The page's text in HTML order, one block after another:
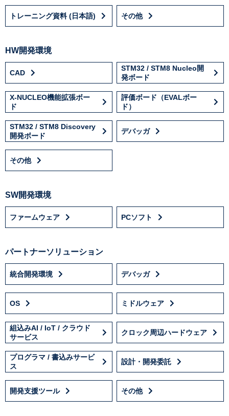
トレーニング資料 (日本語) その他
HW開発環境
CAD
STM32 / STM8 Nucleo開
発ボード
X-NUCLEO機能拡張ボー
ド
評価ボード（EVALボー
ド）
STM32 / STM8 Discovery
開発ボード
デバッガ
その他
SW開発環境
ファームウェア PCソフト
パートナーソリューション
統合開発環境 デバッガ
OS ミドルウェア
組込みAI / IoT / クラウド
サービス
クロック周辺ハードウェア
プログラマ / 書込みサービ
ス
設計・開発委託
開発支援ツール その他